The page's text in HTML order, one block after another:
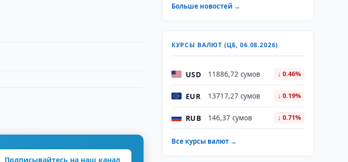
Подписывайтесь на наш канал
Больше новостей →
КУРСЫ ВАЛЮТ (ЦБ, 06.08.2026)
USD 11886,72 сумов ↓ 0.46%
EUR 13717,27 сумов ↓ 0.19%
RUB 146,37 сумов ↓ 0.71%
Все курсы валют →